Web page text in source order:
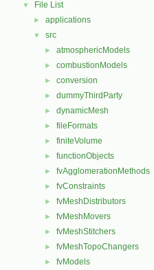
▼ File List
► applications
▼ src
► atmosphericModels
► combustionModels
► conversion
► dummyThirdParty
► dynamicMesh
► fileFormats
► finiteVolume
► functionObjects
► fvAgglomerationMethods
► fvConstraints
► fvMeshDistributors
► fvMeshMovers
► fvMeshStitchers
► fvMeshTopoChangers
► fvModels